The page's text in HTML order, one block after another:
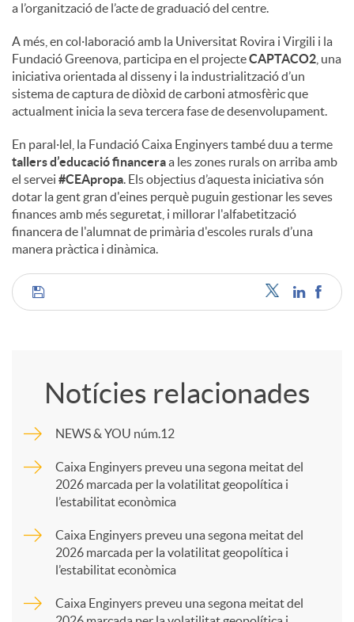
a l’organització de l’acte de graduació del centre.
A més, en col·laboració amb la Universitat Rovira i Virgili i la
Fundació Greenova, participa en el projecteCAPTACO2 , una
iniciativa orientada al disseny i la industrialització d’un
sistema de captura de diòxid de carboni atmosfèric que
actualment inicia la seva tercera fase de desenvolupament.
En paral·lel, la Fundació Caixa Enginyers també duu a terme
tallers d’educació financeraa les zones rurals on arriba amb
el servei #CEApropa. Els objectius d’aquesta iniciativa són
dotar la gent gran d'eines perquè puguin gestionar les seves
finances amb més seguretat, i millorar l'alfabetització
financera de l'alumnat de primària d'escoles rurals d’una
manera pràctica i dinàmica.
C
m
p
Notícies relacionades
NEWS & YOU núm.12
Caixa Enginyers preveu una segona meitat del
2026 marcada per la volatilitat geopolítica i
l’estabilitat econòmica
Caixa Enginyers preveu una segona meitat del
2026 marcada per la volatilitat geopolítica i
l’estabilitat econòmica
Caixa Enginyers preveu una segona meitat del